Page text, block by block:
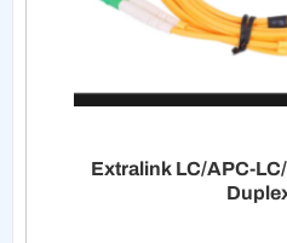
Extralink LC/APC-